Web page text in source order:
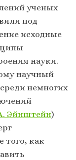
ученых
под
исходные
науки.
научный
немногих
Эйнштейн)
того, как